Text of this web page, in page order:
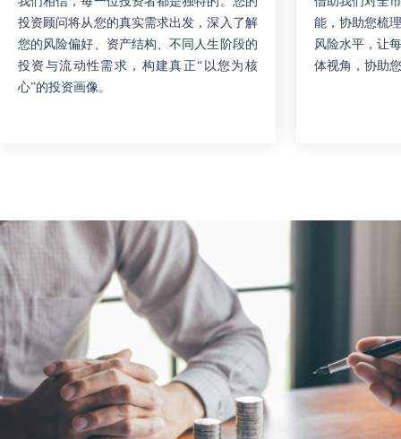
投资顾问将从您的真实需求出发，深入了解
您的风险偏好、资产结构、不同人生阶段的
投资与流动性需求，构建真正“以您为核
心”的投资画像。
能，协助您梳
风险水平，让
体视角，协助